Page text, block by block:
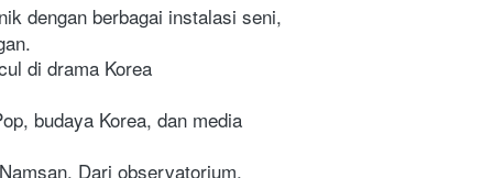
dengan berbagai instalasi seni,
di drama Korea
budaya Korea, dan media
Dari observatorium,